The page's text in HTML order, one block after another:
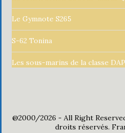
Le Gymnote S265
S-62 Tonina
Les sous-marins de la classe
@2000/2026 - All Right
droits réservés.